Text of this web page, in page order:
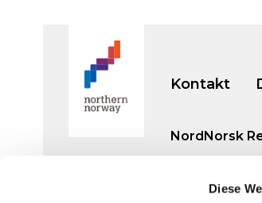
Diese
Kontakt
NordNorsk